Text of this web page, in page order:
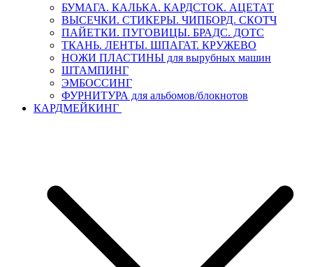
БУМАГА. КАЛЬКА. КАРДСТОК. АЦЕТАТ
ВЫСЕЧКИ. СТИКЕРЫ. ЧИПБОРД. СКОТЧ
ПАЙЕТКИ. ПУГОВИЦЫ. БРАДС. ДОТС
ТКАНЬ. ЛЕНТЫ. ШПАГАТ. КРУЖЕВО
НОЖИ ПЛАСТИНЫ для вырубных машин
ШТАМПИНГ
ЭМБОССИНГ
ФУРНИТУРА для альбомов/блокнотов
КАРДМЕЙКИНГ